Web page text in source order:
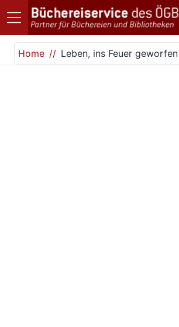
Direkt zum Inhalt
Home
Leben, ins Feuer geworfen